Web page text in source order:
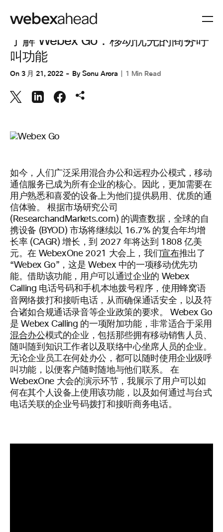
协作
了解 Webex Go：移动优先的商务呼
叫功能
On 3 月 21, 2022 BySonu Arora 1 Min Read
如今，人们广泛采用混合办公和远程办公模式，移动
通信服务已成为所有企业的核心。因此，更加需要在
用户熟悉和喜爱的设备上为他们提供易用、优质的通
信体验。 根据市场研究公司
(ResearchandMarkets.com) 的调查数据，全球的自
携设备 (BYOD) 市场将继续以 16.7% 的复合年均增
长率 (CAGR) 增长，到 2027 年将达到 1808 亿美
元。在 WebexOne 2021 大会上，我们宣布推出了
“Webex Go”，这是 Webex 中的一项移动优先功
能。借助该功能，用户可以通过企业的 Webex
Calling 电话号码和手机本地拨号程序 ，使用蜂窝语
音网络拨打和接听电话，从而确保通话安全 ，以及符
合诸如合规通话录音等企业政策的要求。 Webex Go
是 Webex Calling 的一项附加功能，非常适合于采用
混合办公模式的企业，包括那些拥有移动销售人员、
随叫随到知识工作者以及联络中心坐席人员的企业。
无论企业员工在何处办公，都可以随时使用企业级呼
叫功能，以便客户随时随地与他们联系。 在
WebexOne 大会的演示环节，我展示了用户可以如
何在其个人设备上使用该功能，以及如何通过与台式
电话关联的企业号码拨打和接听商务电话。